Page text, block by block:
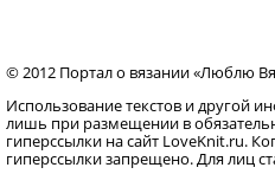
© 2012 Портал о вязании «Люблю
Использование текстов и другой
лишь при размещении в
гиперссылки на сайт LoveKnit.ru.
гиперссылки запрещено. Для лиц